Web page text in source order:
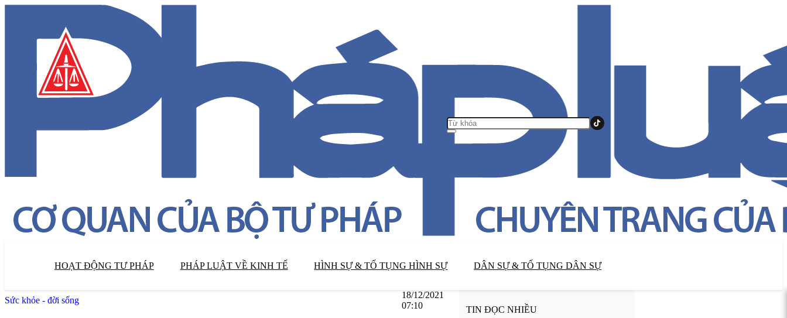
HOẠT ĐỘNG TƯ PHÁP PHÁP LUẬT VỀ KINH TẾ HÌNH SỰ & TỐ TỤNG HÌNH SỰ DÂN SỰ & TỐ TỤNG DÂN SỰ
Sức khỏe - đời sống
18/12/2021
07:10
TIN ĐỌC NHIỀU